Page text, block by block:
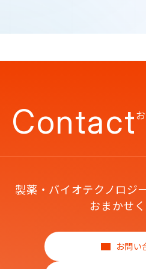
Contact
製薬・バイオテクノロジ
おまかせ
お問い